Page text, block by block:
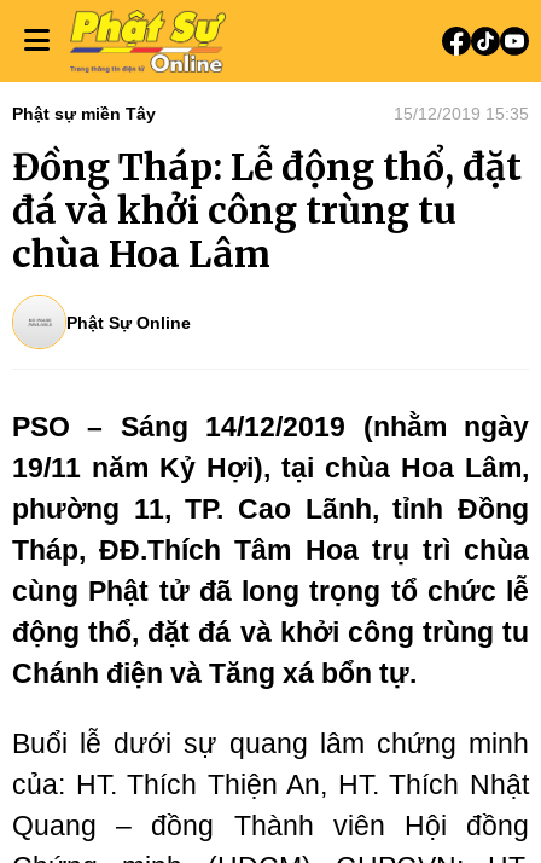
Phật sự miền Tây 15/12/2019 15:35
Đồng Tháp: Lễ động thổ, đặt
đá và khởi công trùng tu
chùa Hoa Lâm
Phật Sự Online
PSO – Sáng 14/12/2019 (nhằm ngày
19/11 năm Kỷ Hợi), tại chùa Hoa Lâm,
phường 11, TP. Cao Lãnh, tỉnh Đồng
Tháp, ĐĐ.Thích Tâm Hoa trụ trì chùa
cùng Phật tử đã long trọng tổ chức lễ
động thổ, đặt đá và khởi công trùng tu
Chánh điện và Tăng xá bổn tự.
Buổi lễ dưới sự quang lâm chứng minh
của: HT. Thích Thiện An, HT. Thích Nhật
Quang – đồng Thành viên Hội đồng